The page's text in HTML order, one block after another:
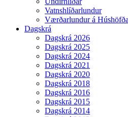
Vatnshlíðarlundur
Værðarlundur á Húshöfða
Dagskrá
Dagskrá 2026
Dagskrá 2025
Dagskrá 2024
Dagskrá 2021
Dagskrá 2020
Dagskrá 2018
Dagskrá 2016
Dagskrá 2015
Dagskrá 2014